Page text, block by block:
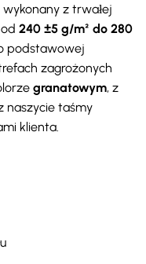
z trwałej
240 ±5 g/m² do 280
podstawowej
zagrożonych
granatowym, z
naszycie taśmy
klienta.